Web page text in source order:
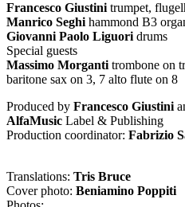
Francesco Giustinitrumpet,
Manrico Seghihammond B3
Giovanni Paolo Liguoridrums
Special guests
Massimo Morgantitrombone on
baritone sax on 3, 7 alto flute on 8
Produced by Francesco Giustini
AlfaMusic Label & Publishing
Production coordinator: Fabrizio
Translations: Tris Bruce
Cover photo: Beniamino Poppiti